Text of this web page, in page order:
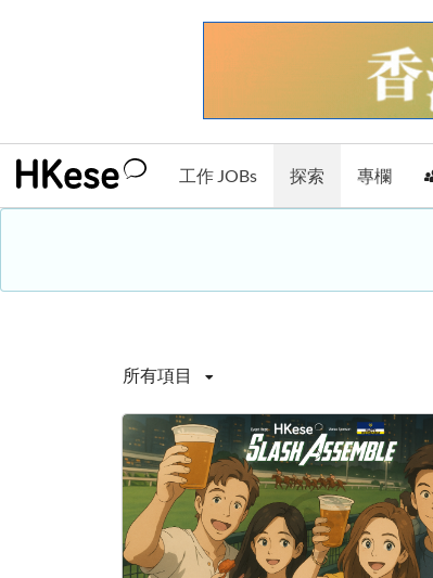
工作 JOBs 探索 專欄
所有項目